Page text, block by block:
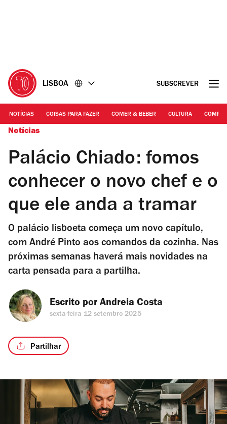
LISBOA SUBSCREVER
NOTÍCIAS COISAS PARA FAZER COMER & BEBER CULTURA
Notícias
Palácio Chiado: fomos
conhecer o novo chef e o
que ele anda a tramar
O palácio lisboeta começa um novo capítulo,
com André Pinto aos comandos da cozinha. Nas
próximas semanas haverá mais novidades na
carta pensada para a partilha.
Escrito por Andreia Costa
sexta-feira 12 setembro 2025
Partilhar